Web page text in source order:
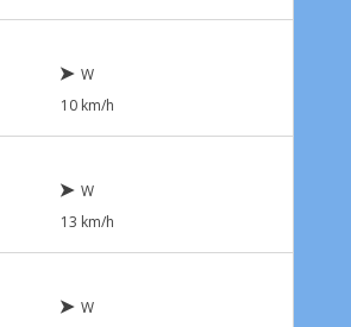
W
10 km/h
W
13 km/h
W